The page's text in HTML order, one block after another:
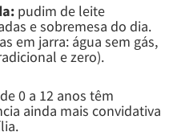
pudim de leite
e sobremesa do dia.
em jarra: água sem gás,
e zero).
0 a 12 anos têm
ainda mais convidativa